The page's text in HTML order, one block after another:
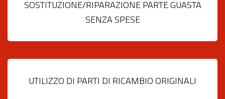
SOSTITUZIONE/RIPARAZIONE PARTE GUASTA
SENZA SPESE
UTILIZZO DI PARTI DI RICAMBIO ORIGINALI